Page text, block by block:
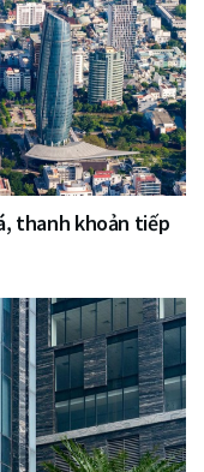
thanh khoản tiếp